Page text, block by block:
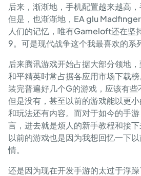
后来，渐渐地，手机配置越来越高
但是，也渐渐地，EA glu
人们的记忆，唯有Gameloft还在坚
9。可是现代战争这个我最喜欢的系
后来腾讯游戏开始占据大部分领地，
和平精英时常占据各应用市场下载
装完普遍好几个G的游戏，应该有些
但是没有，甚至以前的游戏能以更
和玩法还有内容。而对于如今的手
言，进去就是烦人的新手教程和接
以前的游戏也是因为我想回忆一下
情。
还是因为现在开发手游的太过于浮